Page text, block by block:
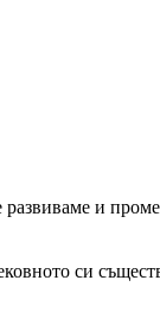
развиваме и
си